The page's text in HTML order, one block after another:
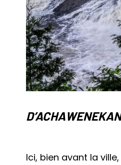
Ici, bien avant la